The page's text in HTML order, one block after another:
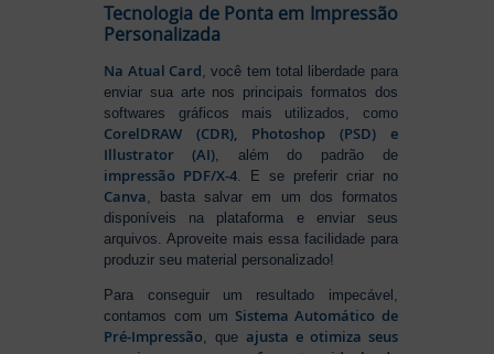
Tecnologia de Ponta em Impressão
Personalizada
Na Atual Card, você tem total liberdade para
enviar sua arte nos principais formatos dos
softwares gráficos mais utilizados, como
CorelDRAW (CDR), Photoshop (PSD) e
Illustrator (AI), além do padrão de
impressão PDF/X-4. E se preferir criar no
Canva, basta salvar em um dos formatos
disponíveis na plataforma e enviar seus
arquivos. Aproveite mais essa facilidade para
produzir seu material personalizado!
Para conseguir um resultado impecável,
contamos com um Sistema Automático de
Pré-Impressão, queajusta e otimiza seus